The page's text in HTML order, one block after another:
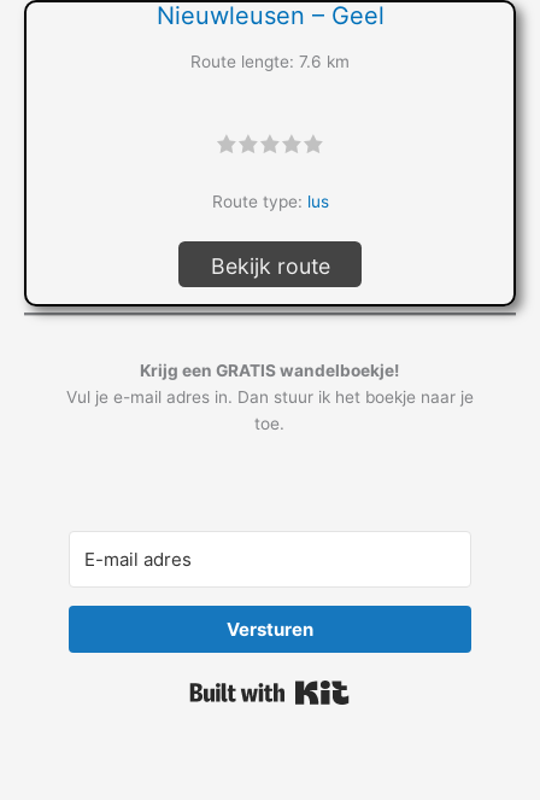
Nieuwleusen – Geel
Route lengte: 7.6 km
Route type: lus
Bekijk route
Krijg een GRATIS wandelboekje!
Vul je e-mail adres in. Dan stuur ik het boekje naar je
toe.
Versturen